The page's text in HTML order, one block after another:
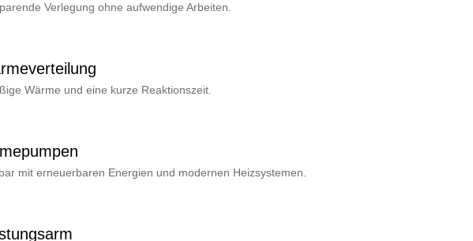
Verlegung ohne aufwendige Arbeiten.
Wärme und eine kurze Reaktionszeit.
mit erneuerbaren Energien und modernen Heizsystemen.